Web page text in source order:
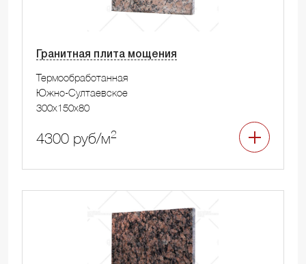
Гранитная плита мощения
Термообработанная
Южно-Султаевское
300x150x80
4300 руб/м2